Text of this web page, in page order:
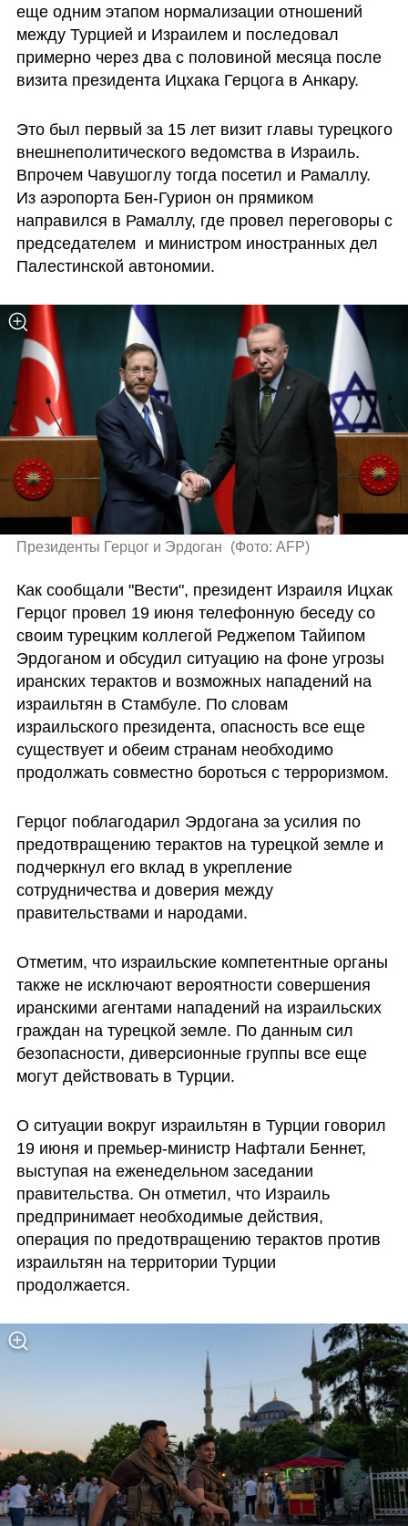
еще одним этапом нормализации отношений
между Турцией и Израилем и последовал
примерно через два с половиной месяца после
визита президента Ицхака Герцога в Анкару.
Это был первый за 15 лет визит главы турецкого
внешнеполитического ведомства в Израиль.
Впрочем Чавушоглу тогда посетил и Рамаллу.
Из аэропорта Бен-Гурион он прямиком
направился в Рамаллу, где провел переговоры с
председателем  и министром иностранных дел
Палестинской автономии.
Президенты Герцог и Эрдоган (Фото: AFP)
Как сообщали "Вести", президент Израиля Ицхак
Герцог провел 19 июня телефонную беседу со
своим турецким коллегой Реджепом Тайипом
Эрдоганом и обсудил ситуацию на фоне угрозы
иранских терактов и возможных нападений на
израильтян в Стамбуле. По словам
израильского президента, опасность все еще
существует и обеим странам необходимо
Герцог поблагодарил Эрдогана за усилия по
предотвращению терактов на турецкой земле и
подчеркнул его вклад в укрепление
сотрудничества и доверия между
правительствами и народами.
Отметим, что израильские компетентные органы
также не исключают вероятности совершения
иранскими агентами нападений на израильских
граждан на турецкой земле. По данным сил
безопасности, диверсионные группы все еще
могут действовать в Турции.
О ситуации вокруг израильтян в Турции говорил
19 июня и премьер-министр Нафтали Беннет,
выступая на еженедельном заседании
правительства. Он отметил, что Израиль
предпринимает необходимые действия,
операция по предотвращению терактов против
израильтян на территории Турции
продолжается.